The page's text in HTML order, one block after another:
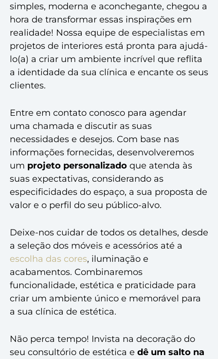
simples, moderna e aconchegante, chegou a
hora de transformar essas inspirações em
realidade! Nossa equipe de especialistas em
projetos de interiores está pronta para ajudá-
lo(a) a criar um ambiente incrível que reflita
a identidade da sua clínica e encante os seus
clientes.
Entre em contato conosco para agendar
uma chamada e discutir as suas
necessidades e desejos. Com base nas
informações fornecidas, desenvolveremos
um projeto personalizado que atenda às
suas expectativas, considerando as
especificidades do espaço, a sua proposta de
valor e o perfil do seu público-alvo.
Deixe-nos cuidar de todos os detalhes, desde
a seleção dos móveis e acessórios até a
escolha das cores, iluminação e
acabamentos. Combinaremos
funcionalidade, estética e praticidade para
criar um ambiente único e memorável para
a sua clínica de estética.
Não perca tempo! Invista na decoração do
seu consultório de estética e dê um salto na